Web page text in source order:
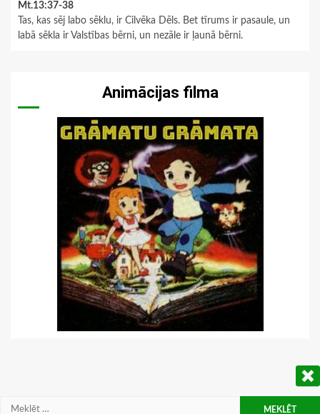
Mt.13:37-38
Tas, kas sēj labo sēklu, ir Cilvēka Dēls. Bet tīrums ir pasaule, un
labā sēkla ir Valstības bērni, un nezāle ir ļaunā bērni.
Animācijas filma
Meklēt: